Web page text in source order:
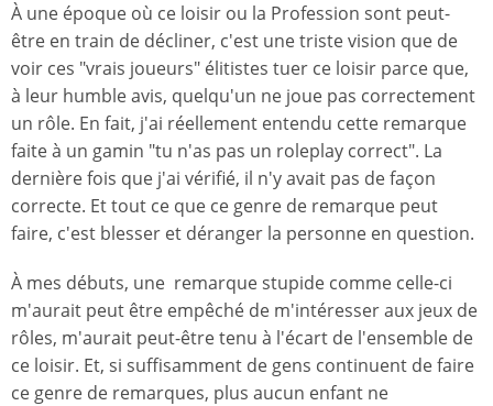
À une époque où ce loisir ou la Profession sont peut-
être en train de décliner, c'est une triste vision que de
voir ces "vrais joueurs" élitistes tuer ce loisir parce que,
à leur humble avis, quelqu'un ne joue pas correctement
un rôle. En fait, j'ai réellement entendu cette remarque
faite à un gamin "tu n'as pas un roleplay correct". La
dernière fois que j'ai vérifié, il n'y avait pas de façon
correcte. Et tout ce que ce genre de remarque peut
faire, c'est blesser et déranger la personne en question.
À mes débuts, une remarque stupide comme celle-ci
m'aurait peut être empêché de m'intéresser aux jeux de
rôles, m'aurait peut-être tenu à l'écart de l'ensemble de
ce loisir. Et, si suffisamment de gens continuent de faire
ce genre de remarques, plus aucun enfant ne